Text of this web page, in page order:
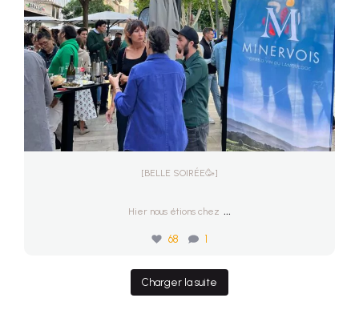
[BELLE SOIRÉE🥳]
Hier nous étions chez ...
68 1
Charger la suite